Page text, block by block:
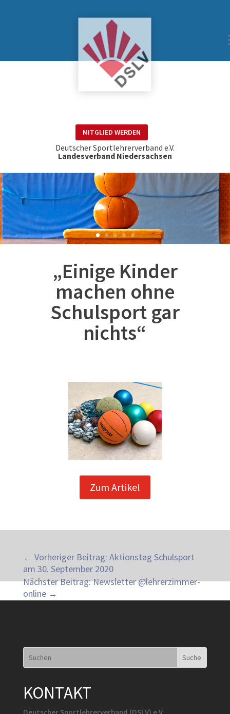
MITGLIED WERDEN
Deutscher Sportlehrerverband e.V.
Landesverband Niedersachsen
„Einige Kinder
machen ohne
Schulsport gar
nichts“
Zum Artikel
← Vorheriger Beitrag: Aktionstag Schulsport
am 30. September 2020
Nächster Beitrag: Newsletter @lehrerzimmer-
online→
KONTAKT
Deutscher Sportlehrerverband (DSLV) e.V.